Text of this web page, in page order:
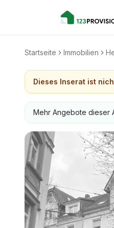
Startseite Immobilien
Dieses Inserat ist
Mehr Angebote dieser